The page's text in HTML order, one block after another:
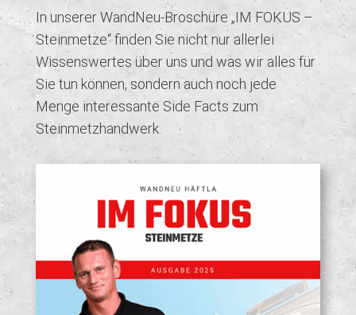
In unserer WandNeu-Broschüre „IM FOKUS –
Steinmetze“ finden Sie nicht nur allerlei
Wissenswertes über uns und was wir alles für
Sie tun können, sondern auch noch jede
Menge interessante Side Facts zum
Steinmetzhandwerk.